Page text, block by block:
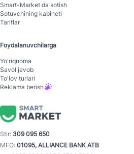
Smart-Mаrket da sotish
Sotuvchining kabineti
Tariflar
Foydalanuvchilarga
Yo'riqnoma
Savol javob
To'lov turlari
Reklama berish
Stir: 309 095 650
MFO: 01095, ALLIANCE BANK ATB